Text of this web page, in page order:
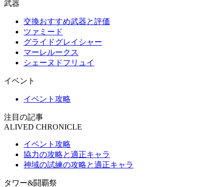
武器
交換おすすめ武器と評価
ツァミード
グライドグレイシャー
マーレルークス
シェーヌドフリュイ
イベント
イベント攻略
注目の記事
ALIVED CHRONICLE
イベント攻略
協力の攻略と適正キャラ
神域の試練の攻略と適正キャラ
タワー&闘覇祭